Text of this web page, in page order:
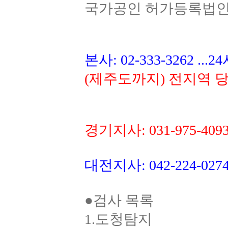
국가공인 허가등록법
본사: 02-333-3262
(제주도까지) 전지역
경기지사: 031-975-
대전지사: 042-224-
●검사 목록
1.도청탐지